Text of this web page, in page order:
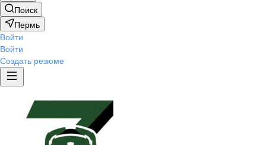
Поиск
Пермь
Войти
Войти
Создать резюме